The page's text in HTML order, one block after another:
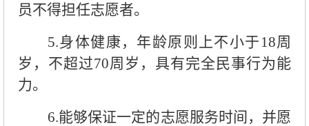
员不得担任志愿者。
5.身体健康，年龄原则上不小于18周
岁，不超过70周岁，具有完全民事行为能
力。
6.能够保证一定的志愿服务时间，并愿